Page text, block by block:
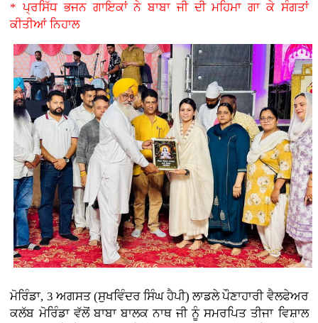
* ਪ੍ਰਸਿੱਧ ਭਜਨ ਗਾਇਕਾਂ ਨੇ ਬਾਬਾ ਜੀ ਦੀ ਮਹਿਮਾ ਗਾ ਕੇ ਸੰਗਤਾਂ
ਕੀਤੀਆਂ ਨਿਹਾਲ
ਮੋਰਿੰਡਾ, 3 ਅਗਸਤ (ਸੁਖਵਿੰਦਰ ਸਿੰਘ ਹੈਪੀ)ਲਾਡਲੇ ਪੌਣਾਹਾਰੀ ਵੈਲਫੇਅਰ
ਕਲੱਬ ਮੋਰਿੰਡਾ ਵੱਲੋਂ ਬਾਬਾ ਬਾਲਕ ਨਾਥ ਜੀ ਨੂੰ ਸਮਰਪਿਤ ਤੀਜਾ ਵਿਸ਼ਾਲ